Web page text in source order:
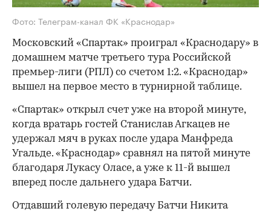
Фото: Телеграм-канал ФК «Краснодар»
Московский «Спартак» проиграл «Краснодару» в
домашнем матче третьего тура Российской
премьер-лиги (РПЛ) со счетом 1:2. «Краснодар»
вышел на первое место в турнирной таблице.
«Спартак» открыл счет уже на второй минуте,
когда вратарь гостей Станислав Агкацев не
удержал мяч в руках после удара Манфреда
Угальде. «Краснодар» сравнял на пятой минуте
благодаря Лукасу Оласе, а уже к 11-й вышел
вперед после дальнего удара Батчи.
Отдавший голевую передачу Батчи Никита